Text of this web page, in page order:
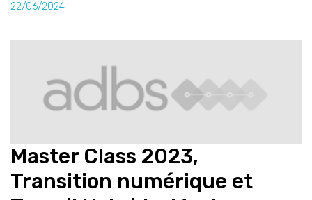
22/06/2024
Master Class 2023,
Transition numérique et